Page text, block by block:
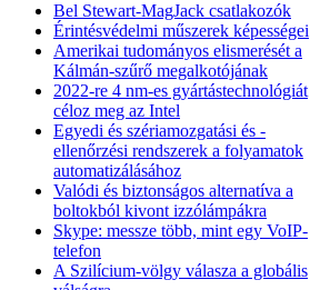
Bel Stewart-MagJack csatlakozók
Érintésvédelmi műszerek képességei
Amerikai tudományos elismerését a
Kálmán-szűrő megalkotójának
2022-re 4 nm-es gyártástechnológiát
céloz meg az Intel
Egyedi és szériamozgatási és -
ellenőrzési rendszerek a folyamatok
automatizálásához
Valódi és biztonságos alternatíva a
boltokból kivont izzólámpákra
Skype: messze több, mint egy VoIP-
telefon
A Szilícium-völgy válasza a globális